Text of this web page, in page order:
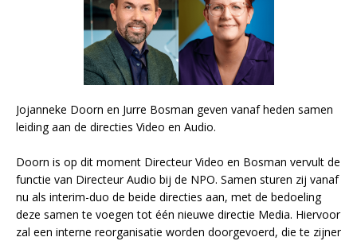
Jojanneke Doorn en Jurre Bosman geven vanaf heden samen
leiding aan de directies Video en Audio.
Doorn is op dit moment Directeur Video en Bosman vervult de
functie van Directeur Audio bij de NPO. Samen sturen zij vanaf
nu als interim-duo de beide directies aan, met de bedoeling
deze samen te voegen tot één nieuwe directie Media. Hiervoor
zal een interne reorganisatie worden doorgevoerd, die te zijner